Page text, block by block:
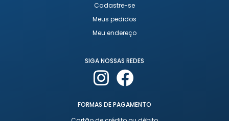
Cadastre-se
Meus pedidos
Meu endereço
SIGA NOSSAS REDES
FORMAS DE PAGAMENTO